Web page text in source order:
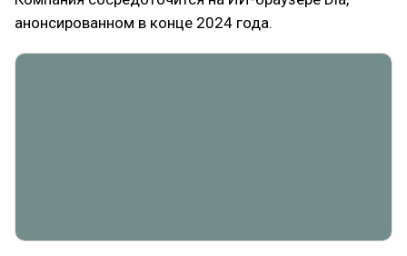
анонсированном в конце 2024 года.